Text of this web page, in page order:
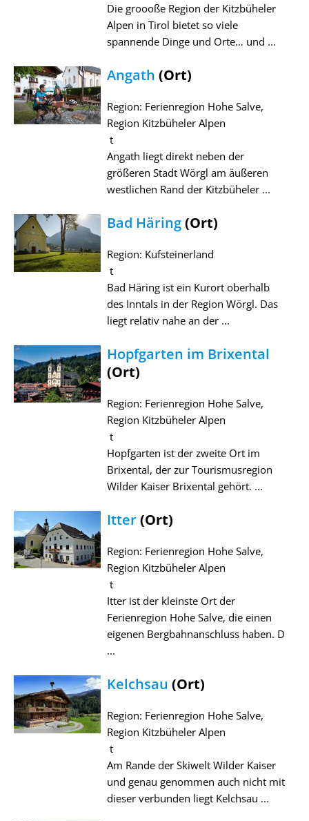
Die groooße Region der Kitzbüheler
Alpen in Tirol bietet so viele
spannende Dinge und Orte… und ...
Angath (Ort)
Region: Ferienregion Hohe Salve,
Region Kitzbüheler Alpen
t
Angath liegt direkt neben der
größeren Stadt Wörgl am äußeren
westlichen Rand der Kitzbüheler ...
Bad Häring(Ort)
Region: Kufsteinerland
t
Bad Häring ist ein Kurort oberhalb
des Inntals in der Region Wörgl. Das
liegt relativ nahe an der ...
Hopfgarten im Brixental
(Ort)
Region: Ferienregion Hohe Salve,
Region Kitzbüheler Alpen
t
Hopfgarten ist der zweite Ort im
Brixental, der zur Tourismusregion
Wilder Kaiser Brixental gehört. ...
Itter(Ort)
Region: Ferienregion Hohe Salve,
Region Kitzbüheler Alpen
t
Itter ist der kleinste Ort der
Ferienregion Hohe Salve, die einen
eigenen Bergbahnanschluss haben. D
...
Kelchsau (Ort)
Region: Ferienregion Hohe Salve,
Region Kitzbüheler Alpen
t
Am Rande der Skiwelt Wilder Kaiser
und genau genommen auch nicht mit
dieser verbunden liegt Kelchsau ...